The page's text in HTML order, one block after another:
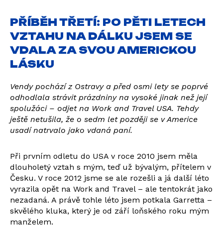
PŘÍBĚH TŘETÍ: PO PĚTI LETECH
VZTAHU NA DÁLKU JSEM SE
VDALA ZA SVOU AMERICKOU
LÁSKU
Vendy pochází z Ostravy a před osmi lety se poprvé
odhodlala strávit prázdniny na vysoké jinak než její
spolužáci – odjet na Work and Travel USA. Tehdy
ještě netušila, že o sedm let později se v Americe
usadí natrvalo jako vdaná paní.
Při prvním odletu do USA v roce 2010 jsem měla
dlouholetý vztah s mým, teď už bývalým, přítelem v
Česku. V roce 2012 jsme se ale rozešli a já další léto
vyrazila opět na Work and Travel – ale tentokrát jako
nezadaná. A právě tohle léto jsem potkala Garretta –
skvělého kluka, který je od září loňského roku mým
manželem.